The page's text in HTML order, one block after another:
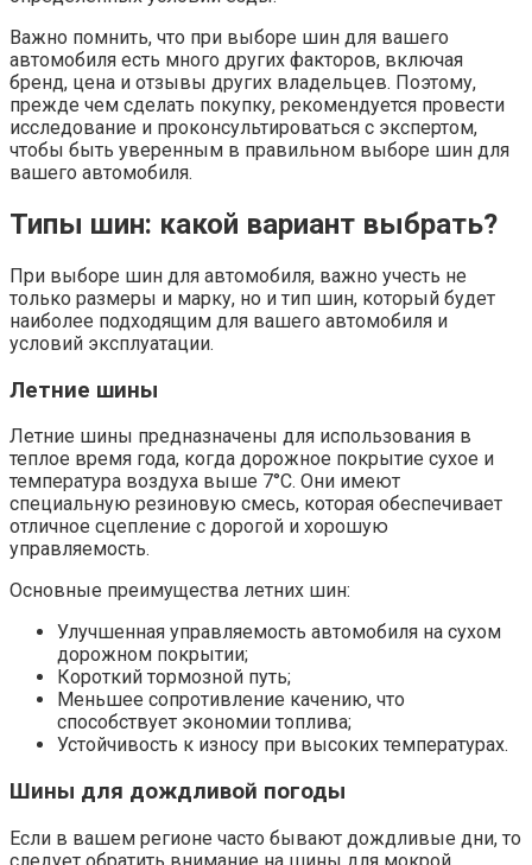
Важно помнить, что при выборе шин для вашего
автомобиля есть много других факторов, включая
бренд, цена и отзывы других владельцев. Поэтому,
прежде чем сделать покупку, рекомендуется провести
исследование и проконсультироваться с экспертом,
чтобы быть уверенным в правильном выборе шин для
вашего автомобиля.
Типы шин: какой вариант выбрать?
При выборе шин для автомобиля, важно учесть не
только размеры и марку, но и тип шин, который будет
наиболее подходящим для вашего автомобиля и
условий эксплуатации.
Летние шины
Летние шины предназначены для использования в
теплое время года, когда дорожное покрытие сухое и
температура воздуха выше 7°C. Они имеют
специальную резиновую смесь, которая обеспечивает
отличное сцепление с дорогой и хорошую
управляемость.
Основные преимущества летних шин:
Улучшенная управляемость автомобиля на сухом
дорожном покрытии;
Короткий тормозной путь;
Меньшее сопротивление качению, что
способствует экономии топлива;
Устойчивость к износу при высоких температурах.
Шины для дождливой погоды
Если в вашем регионе часто бывают дождливые дни, то